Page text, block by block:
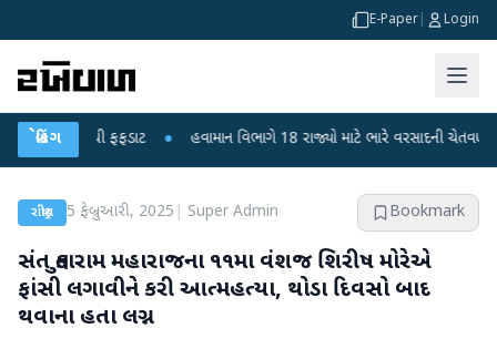
E-Paper Login
બ્રેકિંગ
ફફડાટ ● હવામાન વિભાગે 18 રાજ્યો માટે ભારે વરસાદની ચેતવણી જારી કરી
રાષ્ટ્રીય 5 ફેબ્રુઆરી, 2025 Super Admin Bookmark
સંત તુકારામ મહારાજના ૧૧મા વંશજ શિરીષ મોરેએ
ફાંસી લગાવીને કરી આત્મહત્યા, થોડા દિવસો બાદ
થવાના હતા લગ્ન